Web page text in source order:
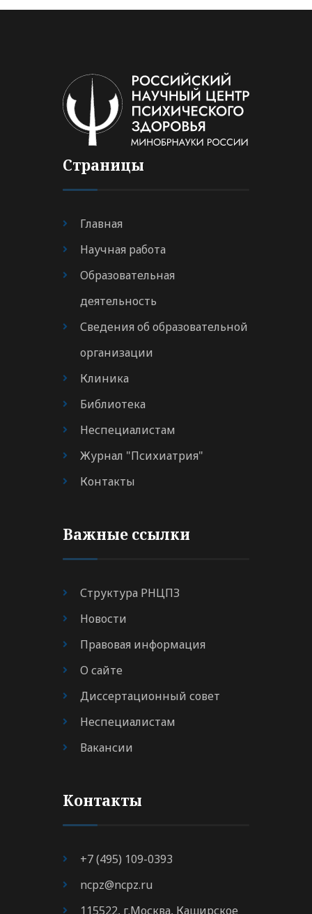
Страницы
Главная
Научная работа
Образовательная
деятельность
Сведения об образовательной
организации
Клиника
Библиотека
Неспециалистам
Журнал "Психиатрия"
Контакты
Важные ссылки
Структура РНЦПЗ
Новости
Правовая информация
О сайте
Диссертационный совет
Неспециалистам
Вакансии
Контакты
+7 (495) 109-0393
ncpz@ncpz.ru
115522, г.Москва, Каширское